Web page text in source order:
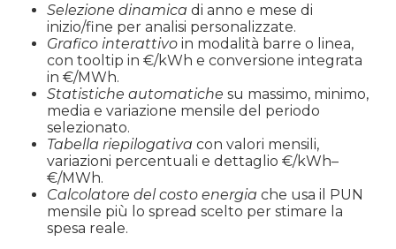
Selezione dinamica di anno e mese di
inizio/fine per analisi personalizzate.
Grafico interattivo in modalità barre o linea,
con tooltip in €/kWh e conversione integrata
in €/MWh.
Statistiche automatiche su massimo, minimo,
media e variazione mensile del periodo
selezionato.
Tabella riepilogativa con valori mensili,
variazioni percentuali e dettaglio €/kWh–
€/MWh.
Calcolatore del costo energia che usa il PUN
mensile più lo spread scelto per stimare la
spesa reale.